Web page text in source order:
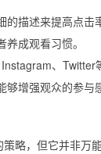
描述来提高点击
成观看习惯。
、Twitter
增强观众的参与
略，但它并非